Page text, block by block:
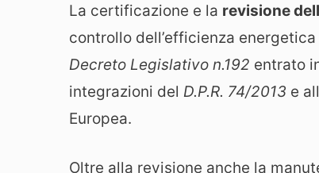
La certificazione e la revisione
controllo dell’efficienza
Decreto Legislativo n.192 entrato
integrazioni del D.P.R. 74/2013 e
Europea.
Oltre alla revisione anche la